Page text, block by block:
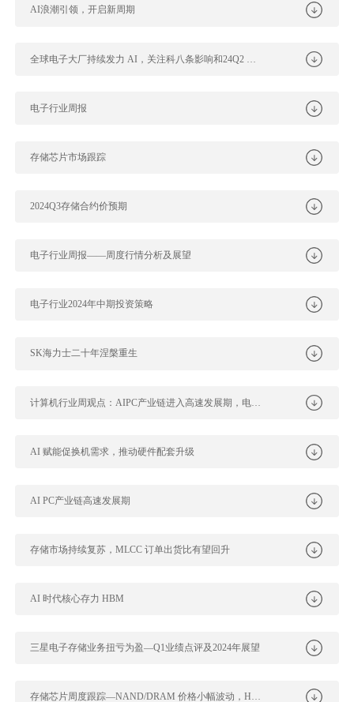
AI浪潮引领，开启新周期
电子行业周报
存储芯片市场跟踪
2024Q3存储合约价预期
电子行业周报——周度行情分析及展望
电子行业2024年中期投资策略
SK海力士二十年涅槃重生
AI 赋能促换机需求，推动硬件配套升级
AI PC产业链高速发展期
存储市场持续复苏，MLCC 订单出货比有望回升
AI 时代核心存力 HBM
三星电子存储业务扭亏为盈—Q1业绩点评及2024年展望
存储芯片周度跟踪—NAND/DRAM 价格小幅波动，HBM 两巨头敲定合...